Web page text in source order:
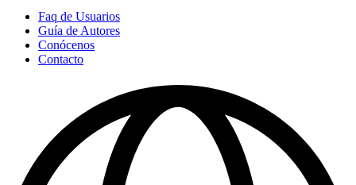
Faq de Usuarios
Guía de Autores
Conócenos
Contacto